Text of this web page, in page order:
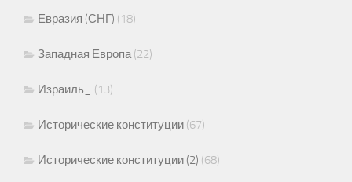
Евразия (СНГ) (18)
Западная Европа(22)
Израиль_ (13)
Исторические конституции (67)
Исторические конституции (2) (68)